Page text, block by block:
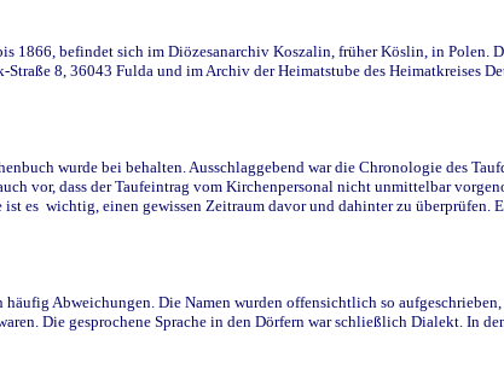
1866, befindet sich im Diözesanarchiv Koszalin, früher Köslin, in
Straße 8, 36043 Fulda und im Archiv der Heimatstube des
wurde bei behalten. Ausschlaggebend war die Chronologie des
vor, dass der Taufeintrag vom Kirchenpersonal nicht unmittelbar
es wichtig, einen gewissen Zeitraum davor und dahinter zu
Abweichungen. Die Namen wurden offensichtlich so
Die gesprochene Sprache in den Dörfern war schließlich Dialekt. In